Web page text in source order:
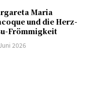
Maria
und die Herz-
Frömmigkeit
2026